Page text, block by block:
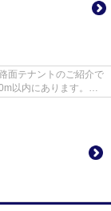
面テナントのご紹介で
以内にあります。周